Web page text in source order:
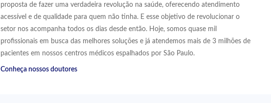
proposta de fazer uma verdadeira revolução na saúde, oferecendo atendimento
acessível e de qualidade para quem não tinha. E esse objetivo de revolucionar o
setor nos acompanha todos os dias desde então. Hoje, somos quase mil
profissionais em busca das melhores soluções e já atendemos mais de 3 milhões de
pacientes em nossos centros médicos espalhados por São Paulo.
Conheça nossos doutores